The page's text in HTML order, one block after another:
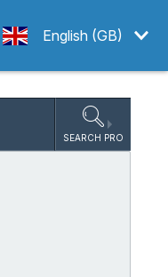
English (GB)
SEARCH PRO